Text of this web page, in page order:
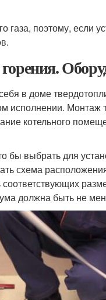
газа, поэтому, если
в доме
исполнении. Монтаж
котельного
бы выбрать для
схема
должна быть не